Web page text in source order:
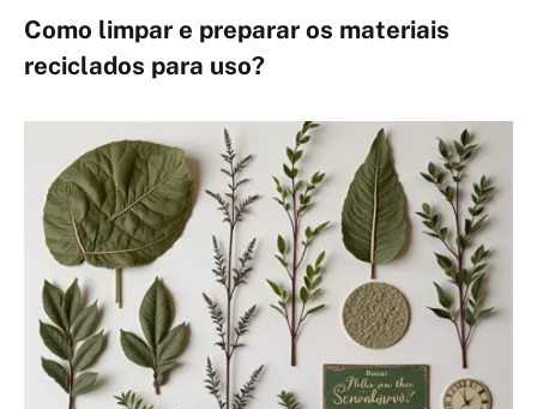
Como limpar e preparar os materiais
reciclados para uso?